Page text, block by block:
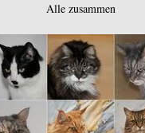
Alle zusammen